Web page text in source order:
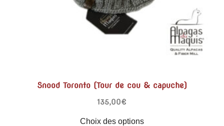
Snood Toronto (Tour de cou & capuche)
135,00€
Choix des options